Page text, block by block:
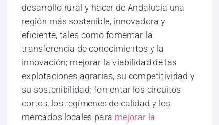
desarrollo rural y hacer de Andalucía una
región más sostenible, innovadora y
eficiente, tales como fomentar la
transferencia de conocimientos y la
innovación; mejorar la viabilidad de las
explotaciones agrarias, su competitividad y
su sostenibilidad; fomentar los circuitos
cortos, los regímenes de calidad y los
mercados locales para mejorar la